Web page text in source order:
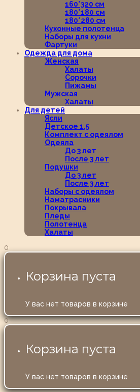
160*320 см
180*180 см
180*280 см
Кухонные полотенца
Наборы для кухни
Фартуки
Одежда для дома
Женская
Халаты
Сорочки
Пижамы
Мужская
Халаты
Для детей
Ясли
Детское 1,5
Комплект с одеялом
Одеяла
До 3 лет
После 3 лет
Подушки
До 3 лет
После 3 лет
Наборы с одеялом
Наматрасники
Покрывала
Пледы
Полотенца
Халаты
0
Корзина пуста
У вас нет товаров в корзине
0
Корзина пуста
У вас нет товаров в корзине